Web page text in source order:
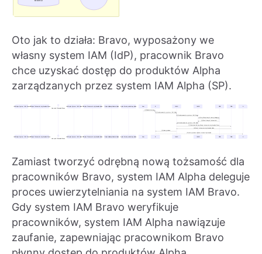
Oto jak to działa: Bravo, wyposażony we
własny system IAM (IdP), pracownik Bravo
chce uzyskać dostęp do produktów Alpha
zarządzanych przez system IAM Alpha (SP).
Zamiast tworzyć odrębną nową tożsamość dla
pracowników Bravo, system IAM Alpha deleguje
proces uwierzytelniania na system IAM Bravo.
Gdy system IAM Bravo weryfikuje
pracowników, system IAM Alpha nawiązuje
zaufanie, zapewniając pracownikom Bravo